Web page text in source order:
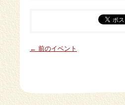
← 前のイベント